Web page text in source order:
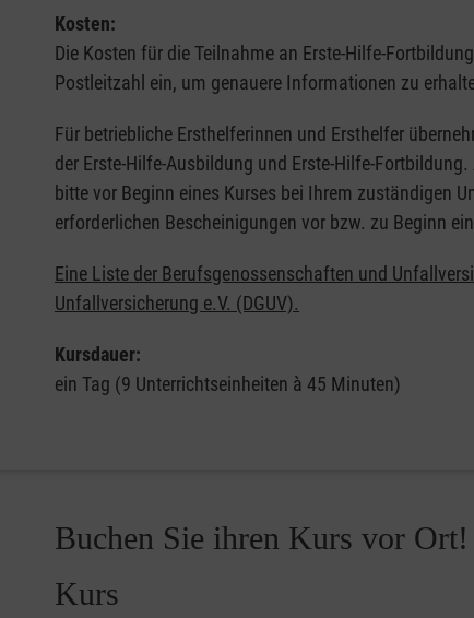
Kosten:
Die Kosten für die Teilnahme an Erste-Hilfe-
Postleitzahl ein, um genauere Informationen zu
Für betriebliche Ersthelferinnen und Ersthelfer
der Erste-Hilfe-Ausbildung und Erste-Hilfe-
bitte vor Beginn eines Kurses bei Ihrem zuständigen
erforderlichen Bescheinigungen vor bzw. zu Beginn
Eine Liste der Berufsgenossenschaften und
Unfallversicherung e.V. (DGUV).
Kursdauer:
ein Tag (9 Unterrichtseinheiten à 45 Minuten)
Buchen Sie ihren Kurs vor Ort!
Kurs